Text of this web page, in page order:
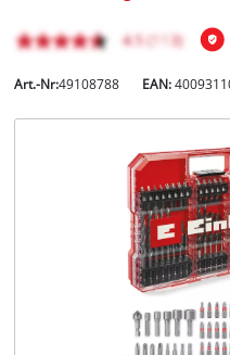
Art.-Nr:49108788 EAN: